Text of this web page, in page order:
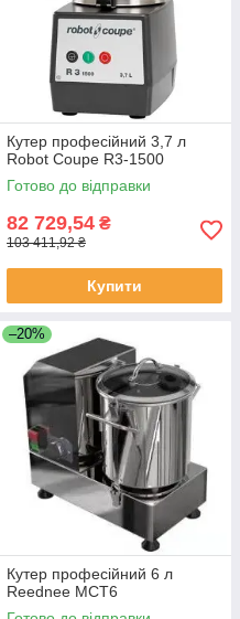
Кутер професійний 3,7 л
Robot Coupe R3-1500
Готово до відправки
82 729,54 ₴
103 411,92 ₴
Купити
–20%
Кутер професійний 6 л
Reednee MCT6